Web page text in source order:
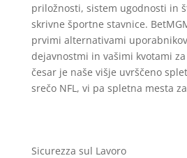
priložnosti, sistem ugodnosti in
skrivne športne stavnice.
prvimi alternativami
dejavnostmi in vašimi kvotami
česar je naše višje uvrščeno
srečo NFL, vi pa spletna mesta
Sicurezza sul Lavoro